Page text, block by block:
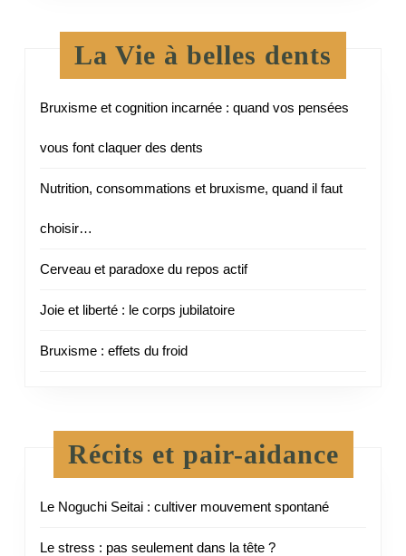
La Vie à belles dents
Bruxisme et cognition incarnée : quand vos pensées
vous font claquer des dents
Nutrition, consommations et bruxisme, quand il faut
choisir…
Cerveau et paradoxe du repos actif
Joie et liberté : le corps jubilatoire
Bruxisme : effets du froid
Récits et pair-aidance
Le Noguchi Seitai : cultiver mouvement spontané
Le stress : pas seulement dans la tête ?